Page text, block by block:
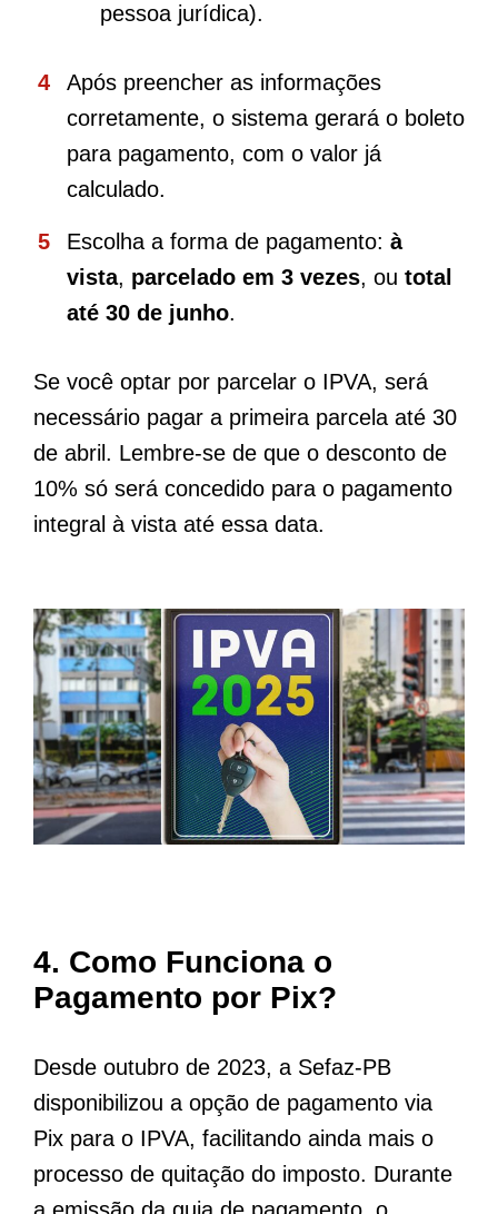
pessoa jurídica).
Após preencher as informações
corretamente, o sistema gerará o boleto
para pagamento, com o valor já
calculado.
Escolha a forma de pagamento: à
vista, parcelado em 3 vezes, ou total
até 30 de junho.
Se você optar por parcelar o IPVA, será
necessário pagar a primeira parcela até 30
de abril. Lembre-se de que o desconto de
10% só será concedido para o pagamento
integral à vista até essa data.
4. Como Funciona o
Pagamento por Pix?
Desde outubro de 2023, a Sefaz-PB
disponibilizou a opção de pagamento via
Pix para o IPVA, facilitando ainda mais o
processo de quitação do imposto. Durante